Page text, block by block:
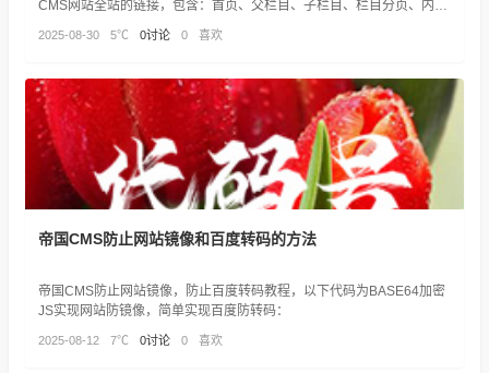
CMS网站全站的链接，包含：首页、父栏目、子栏目、栏目分页、内容
页、下载地址、tags地址、搜索、专题
2025-08-30 5℃ 0讨论 0 喜欢
帝国CMS防止网站镜像和百度转码的方法
帝国CMS防止网站镜像，防止百度转码教程，以下代码为BASE64加密
JS实现网站防镜像，简单实现百度防转码：
2025-08-12 7℃ 0讨论 0 喜欢